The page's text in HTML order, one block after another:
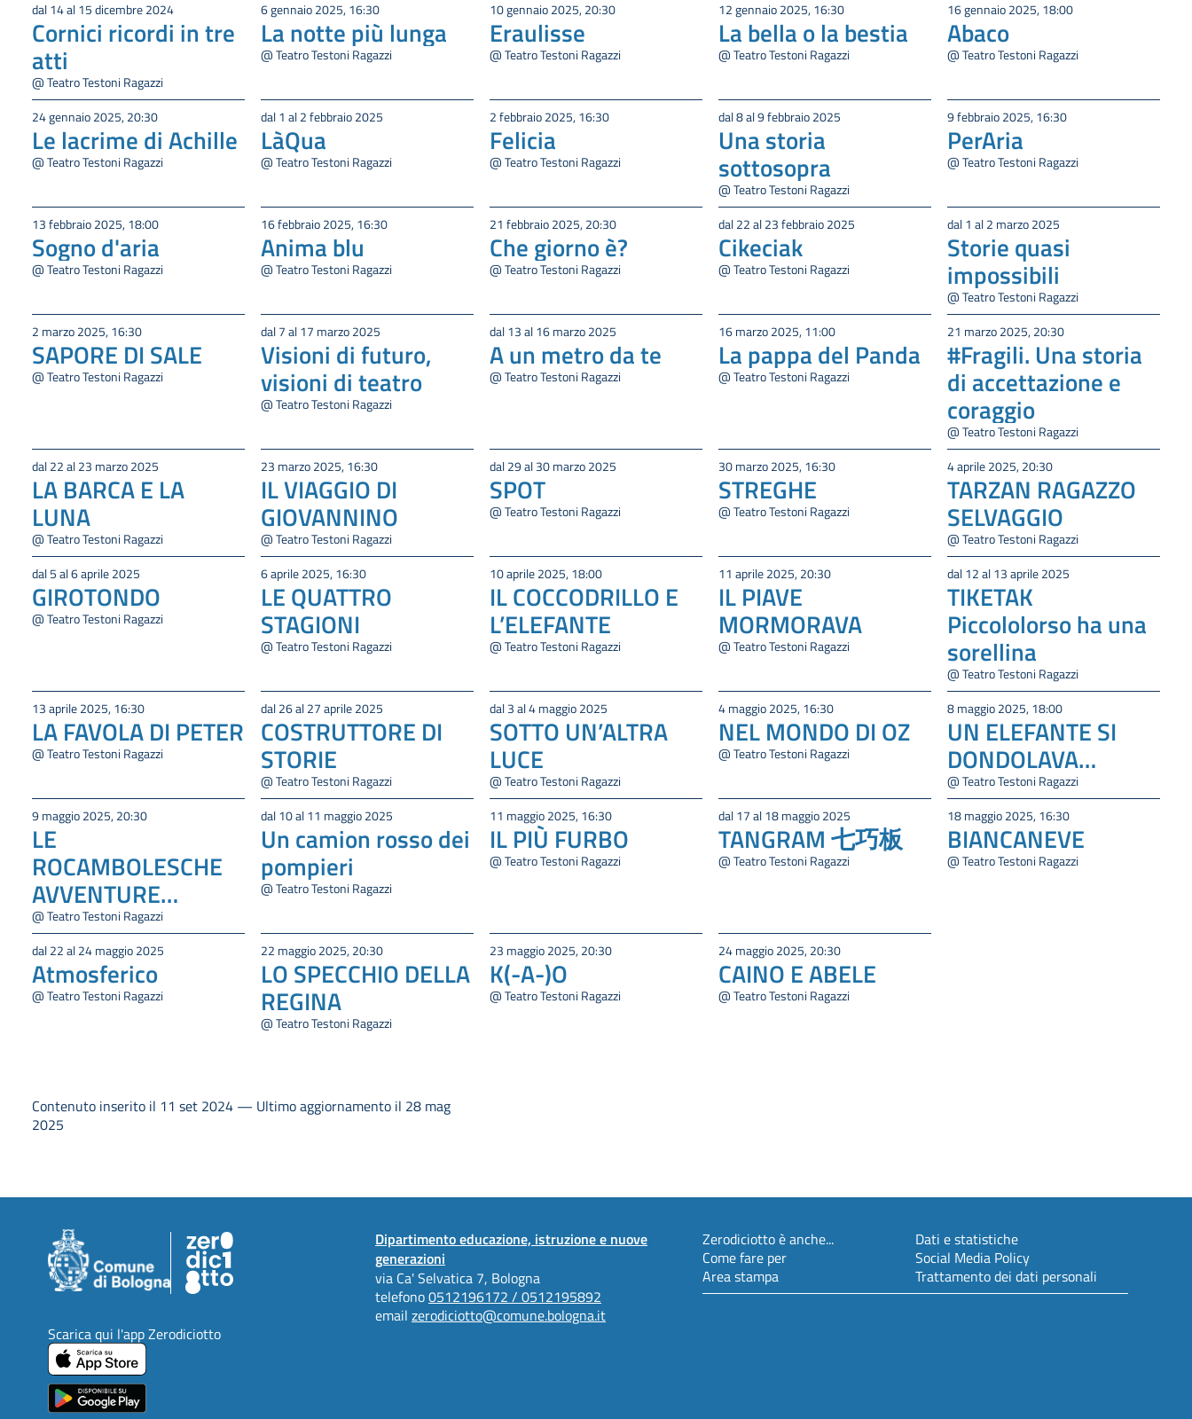
dal 14 al 15 dicembre 2024
Cornici ricordi in tre
atti
@ Teatro Testoni Ragazzi
6 gennaio 2025, 16:30
La notte più lunga
@ Teatro Testoni Ragazzi
10 gennaio 2025, 20:30
Eraulisse
@ Teatro Testoni Ragazzi
12 gennaio 2025, 16:30
La bella o la bestia
@ Teatro Testoni Ragazzi
16 gennaio 2025, 18:00
Abaco
@ Teatro Testoni Ragazzi
24 gennaio 2025, 20:30
Le lacrime di Achille
@ Teatro Testoni Ragazzi
dal 1 al 2 febbraio 2025
LàQua
@ Teatro Testoni Ragazzi
2 febbraio 2025, 16:30
Felicia
@ Teatro Testoni Ragazzi
dal 8 al 9 febbraio 2025
Una storia
sottosopra
@ Teatro Testoni Ragazzi
9 febbraio 2025, 16:30
PerAria
@ Teatro Testoni Ragazzi
13 febbraio 2025, 18:00
Sogno d'aria
@ Teatro Testoni Ragazzi
16 febbraio 2025, 16:30
Anima blu
@ Teatro Testoni Ragazzi
21 febbraio 2025, 20:30
Che giorno è?
@ Teatro Testoni Ragazzi
dal 22 al 23 febbraio 2025
Cikeciak
@ Teatro Testoni Ragazzi
dal 1 al 2 marzo 2025
Storie quasi
impossibili
@ Teatro Testoni Ragazzi
2 marzo 2025, 16:30
SAPORE DI SALE
@ Teatro Testoni Ragazzi
dal 7 al 17 marzo 2025
Visioni di futuro,
visioni di teatro
@ Teatro Testoni Ragazzi
dal 13 al 16 marzo 2025
A un metro da te
@ Teatro Testoni Ragazzi
16 marzo 2025, 11:00
La pappa del Panda
@ Teatro Testoni Ragazzi
21 marzo 2025, 20:30
#Fragili. Una storia
di accettazione e
coraggio
@ Teatro Testoni Ragazzi
dal 22 al 23 marzo 2025
LA BARCA E LA
LUNA
@ Teatro Testoni Ragazzi
23 marzo 2025, 16:30
IL VIAGGIO DI
GIOVANNINO
@ Teatro Testoni Ragazzi
dal 29 al 30 marzo 2025
SPOT
@ Teatro Testoni Ragazzi
30 marzo 2025, 16:30
STREGHE
@ Teatro Testoni Ragazzi
4 aprile 2025, 20:30
TARZAN RAGAZZO
SELVAGGIO
@ Teatro Testoni Ragazzi
dal 5 al 6 aprile 2025
GIROTONDO
@ Teatro Testoni Ragazzi
6 aprile 2025, 16:30
LE QUATTRO
STAGIONI
@ Teatro Testoni Ragazzi
10 aprile 2025, 18:00
IL COCCODRILLO E
L’ELEFANTE
@ Teatro Testoni Ragazzi
11 aprile 2025, 20:30
IL PIAVE
MORMORAVA
@ Teatro Testoni Ragazzi
dal 12 al 13 aprile 2025
TIKETAK
Piccololorso ha una
sorellina
@ Teatro Testoni Ragazzi
13 aprile 2025, 16:30
LA FAVOLA DI PETER
@ Teatro Testoni Ragazzi
dal 26 al 27 aprile 2025
COSTRUTTORE DI
STORIE
@ Teatro Testoni Ragazzi
dal 3 al 4 maggio 2025
SOTTO UN’ALTRA
LUCE
@ Teatro Testoni Ragazzi
4 maggio 2025, 16:30
NEL MONDO DI OZ
@ Teatro Testoni Ragazzi
8 maggio 2025, 18:00
UN ELEFANTE SI
DONDOLAVA…
@ Teatro Testoni Ragazzi
9 maggio 2025, 20:30
LE
ROCAMBOLESCHE
AVVENTURE
DELL’ORSO NICOLA,
DEL RAGNETTO
EUGENIO E DEL
MOSCERINO CHE
@ Teatro Testoni Ragazzi
dal 10 al 11 maggio 2025
Un camion rosso dei
pompieri
@ Teatro Testoni Ragazzi
11 maggio 2025, 16:30
IL PIÙ FURBO
@ Teatro Testoni Ragazzi
dal 17 al 18 maggio 2025
TANGRAM 七巧板
@ Teatro Testoni Ragazzi
18 maggio 2025, 16:30
BIANCANEVE
@ Teatro Testoni Ragazzi
dal 22 al 24 maggio 2025
Atmosferico
@ Teatro Testoni Ragazzi
22 maggio 2025, 20:30
LO SPECCHIO DELLA
REGINA
@ Teatro Testoni Ragazzi
23 maggio 2025, 20:30
K(-A-)O
@ Teatro Testoni Ragazzi
24 maggio 2025, 20:30
CAINO E ABELE
@ Teatro Testoni Ragazzi
Contenuto inserito il 11 set 2024 — Ultimo aggiornamento il 28 mag
2025
Dipartimento educazione, istruzione e nuove
generazioni
via Ca' Selvatica 7, Bologna
telefono0512196172 / 0512195892
email zerodiciotto@comune.bologna.it
Zerodiciotto è anche...
Come fare per
Area stampa
Dati e statistiche
Social Media Policy
Trattamento dei dati personali
Scarica qui l'app Zerodiciotto